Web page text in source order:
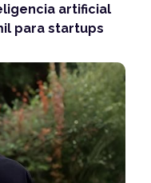
artificial
para startups